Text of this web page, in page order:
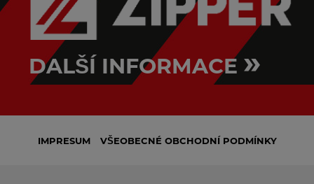
DALŠÍ INFORMACE »
IMPRESUM VŠEOBECNÉ OBCHODNÍ PODMÍNKY